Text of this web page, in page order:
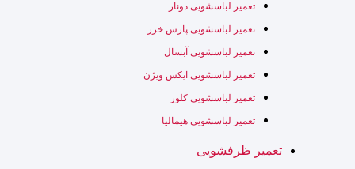
تعمیر لباسشویی دونار
تعمیر لباسشویی پارس خزر
تعمیر لباسشویی آبسال
تعمیر لباسشویی ایکس ویژن
تعمیر لباسشویی کلور
تعمیر لباسشویی هیمالیا
تعمیر ظرفشویی